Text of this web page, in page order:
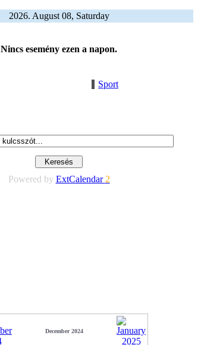
2026. August 08, Saturday
Nincs esemény ezen a napon.
Sport
Powered by ExtCalendar 2
December 2024